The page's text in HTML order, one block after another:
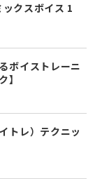
クスボイス 1
ボイストレーニ
】
トレ）テクニッ